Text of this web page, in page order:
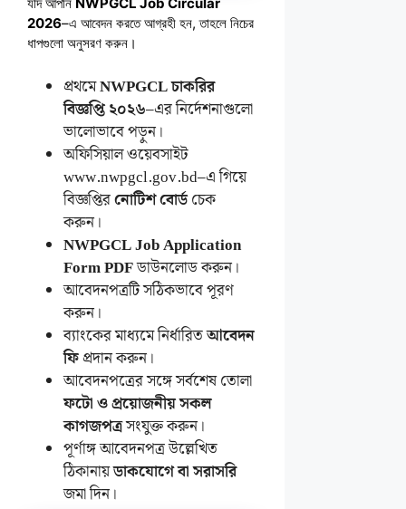
2026–এ আবেদন করতে আগ্রহী হন, তাহলে নিচের
ধাপগুলো অনুসরণ করুন।
প্রথমেNWPGCL চাকরির
বিজ্ঞপ্তি ২০২৬–এর নির্দেশনাগুলো
ভালোভাবে পড়ুন।
অফিসিয়াল ওয়েবসাইট
www.nwpgcl.gov.bd–এ গিয়ে
বিজ্ঞপ্তিরনোটিশ বোর্ডচেক
করুন।
NWPGCL Job Application
Form PDFডাউনলোড করুন।
আবেদনপত্রটি সঠিকভাবে পূরণ
করুন।
ব্যাংকের মাধ্যমে নির্ধারিতআবেদন
ফিপ্রদান করুন।
আবেদনপত্রের সঙ্গে সর্বশেষ তোলা
ফটো ও প্রয়োজনীয় সকল
কাগজপত্রসংযুক্ত করুন।
পূর্ণাঙ্গ আবেদনপত্র উল্লেখিত
ঠিকানায়ডাকযোগে বা সরাসরি
জমা দিন।